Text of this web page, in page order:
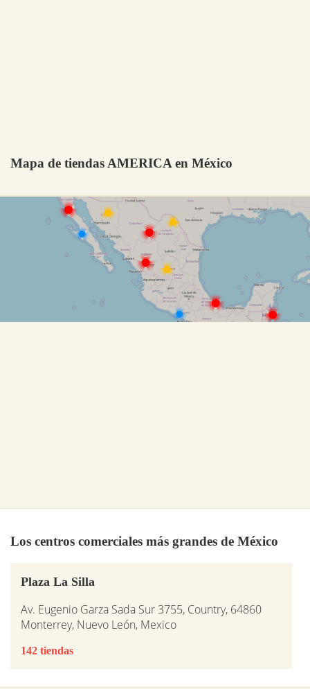
Mapa de tiendas AMERICA en México
Los centros comerciales más grandes de México
Plaza La Silla
Av. Eugenio Garza Sada Sur 3755, Country, 64860
Monterrey, Nuevo León, Mexico
142 tiendas